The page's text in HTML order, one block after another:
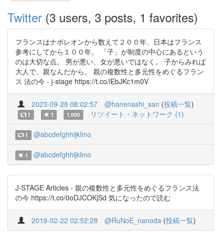
Twitter (3 users, 3 posts, 1 favorites)
フランスはナポレオンから数えて２００年、日本はフランス
参考にしてから１００年。 「子」が制度の中心にあるという
のは大切な点。 男が悪い、女が悪いではなく。 子からみれば
大人で、親なんだから。 親の複数性と多元性をめぐるフラン
ス 法の今 - j-stage https://t.co/iEbJKc1m0V
2023-09-28 08:02:57 @hanenashi_san (投稿一覧)
1 1 1.000 リツイート・ネットワーク (1)
1 @abcdefghhijklmo
1 @abcdefghhijklmo
J-STAGE Articles - 親の複数性と多元性をめぐるフランス法
の今 https://t.co/0oDJCOKjSd 気になったので読む
2019-02-22 02:52:28 @RuNoE_nanoda (投稿一覧)